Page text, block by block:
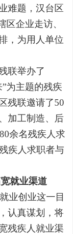
难题，汉台区
区企业走访、
，为用人单位
联举办了
为主题的残疾
残联邀请了50
加工制造、后
余名残疾人求
疾人求职者与
就业渠道
创业这一目
认真谋划，将
残疾人就业渠